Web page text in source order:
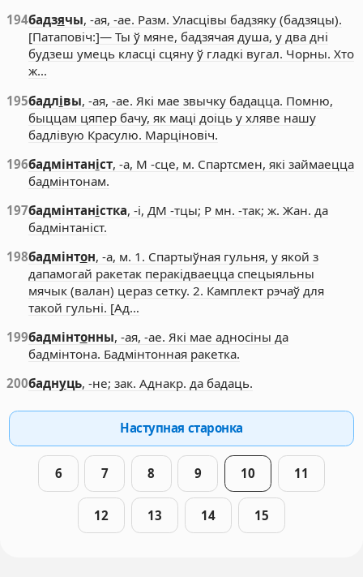
194бадзячы, -ая, -ае. Разм. Уласцівы бадзяку (бадзяцы).
[Патаповіч:]— Ты ў мяне, бадзячая душа, у два дні
будзеш умець класці сцяну ў гладкі вугал. Чорны. Хто
ж…
195бадлівы, -ая, -ае. Які мае звычку бадацца. Помню,
быццам цяпер бачу, як маці доіць у хляве нашу
бадлівую Красулю. Марціновіч.
196бадмінтаніст, -а, М -сце, м. Спартсмен, які займаецца
бадмінтонам.
197бадмінтаністка, -і, ДМ -тцы; Р мн. -так; ж. Жан. да
бадмінтаніст.
198бадмінтон, -а, м. 1. Спартыўная гульня, у якой з
дапамогай ракетак перакідваецца спецыяльны
мячык (валан) цераз сетку. 2. Камплект рэчаў для
такой гульні. [Ад…
199бадмінтонны, -ая, -ае. Які мае адносіны да
бадмінтона. Бадмінтонная ракетка.
200баднуць, -не; зак. Аднакр. да бадаць.
Наступная старонка
6 7 8 9 10 11
12 13 14 15